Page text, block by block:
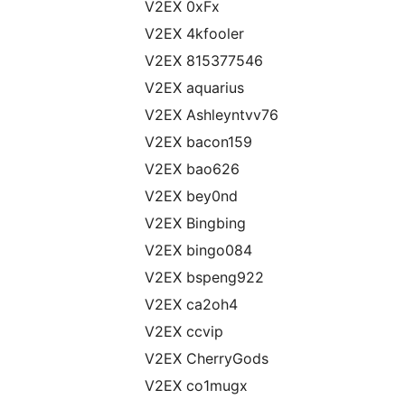
V2EX 0xFx
V2EX 4kfooler
V2EX 815377546
V2EX aquarius
V2EX Ashleyntvv76
V2EX bacon159
V2EX bao626
V2EX bey0nd
V2EX Bingbing
V2EX bingo084
V2EX bspeng922
V2EX ca2oh4
V2EX ccvip
V2EX CherryGods
V2EX co1mugx